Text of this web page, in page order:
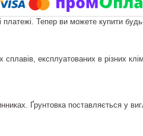
платежі. Тепер ви можете купити
експлуатованих в різних
Ґрунтовка поставляється у